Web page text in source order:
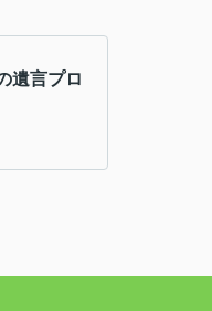
遺言プロ